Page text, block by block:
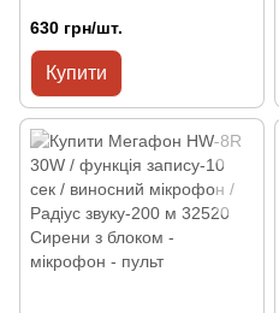
630 грн/шт.
Купити